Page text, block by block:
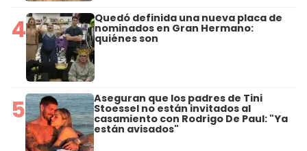
4 Quedó definida una nueva placa de
nominados en Gran Hermano:
quiénes son
5 Aseguran que los padres de Tini
Stoessel no están invitados al
casamiento con Rodrigo De Paul: "Ya
están avisados"